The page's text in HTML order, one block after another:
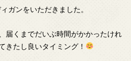
ガンをいただきました。
届くまでだいぶ時間がかかったけれ
きたし良いタイミング！